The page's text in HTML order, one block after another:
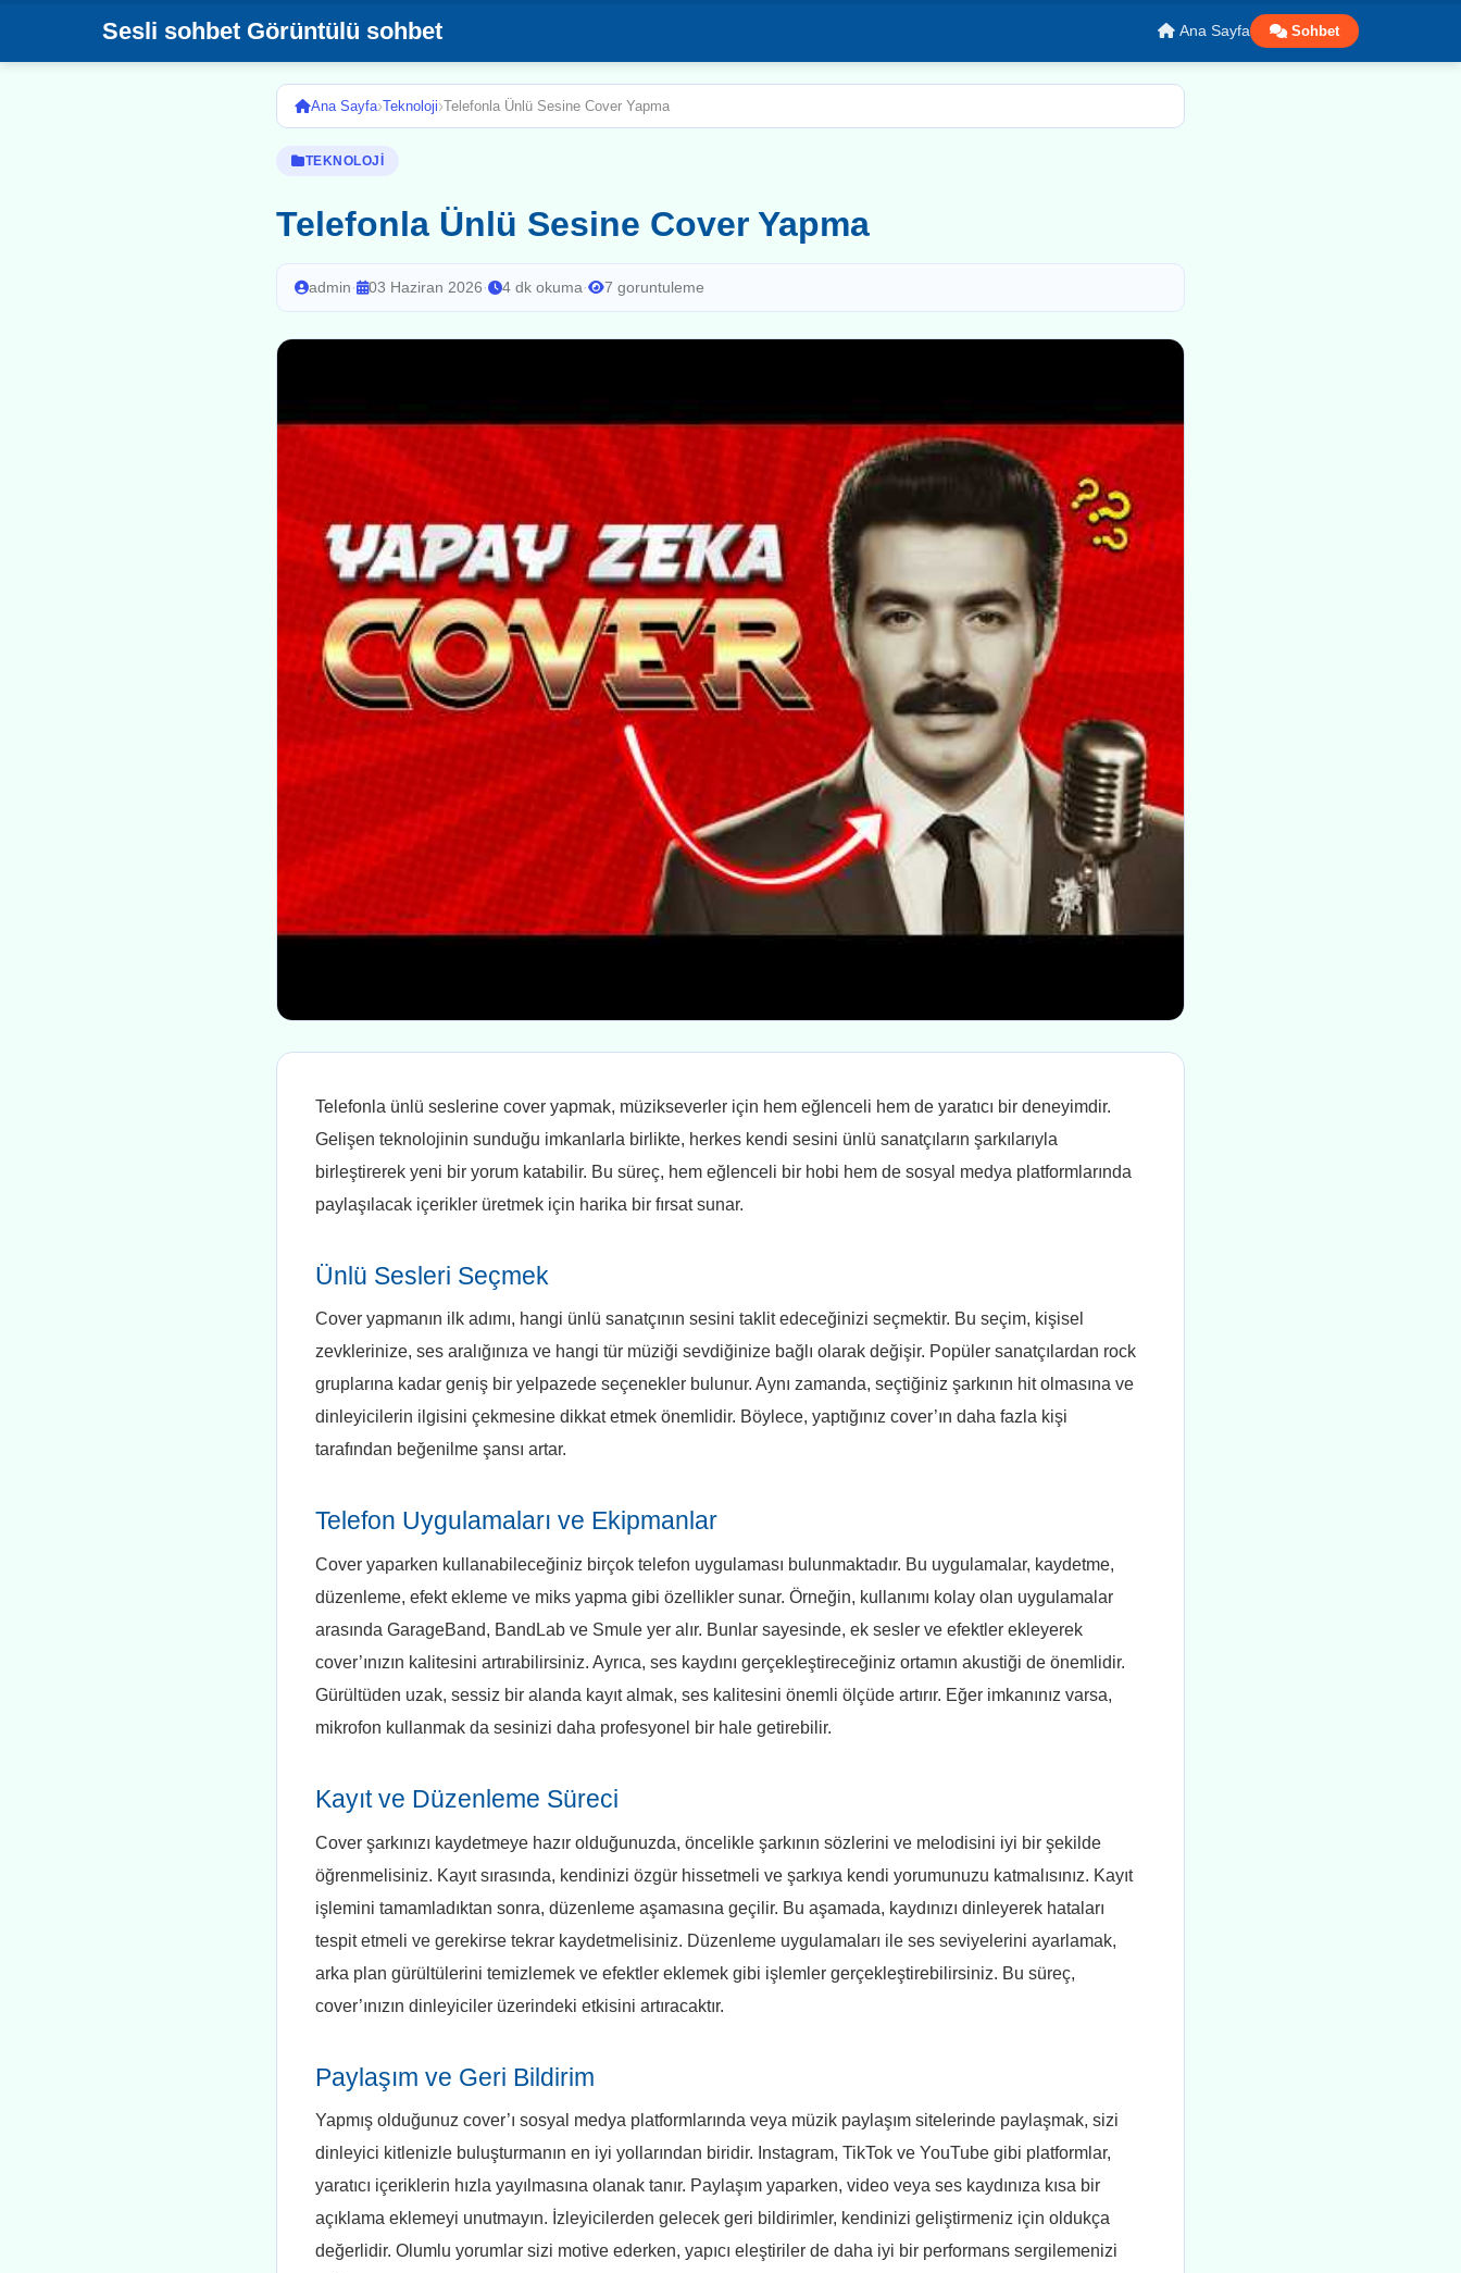
Sesli sohbet Görüntülü sohbet Ana Sayfa Sohbet
Ana Sayfa›Teknoloji›Telefonla Ünlü Sesine Cover Yapma
TEKNOLOJI
Telefonla Ünlü Sesine Cover Yapma
admin· 03 Haziran 2026· 4 dk okuma· 7 goruntuleme
Telefonla ünlü seslerine cover yapmak, müzikseverler için hem eğlenceli hem de yaratıcı bir deneyimdir.
Gelişen teknolojinin sunduğu imkanlarla birlikte, herkes kendi sesini ünlü sanatçıların şarkılarıyla
birleştirerek yeni bir yorum katabilir. Bu süreç, hem eğlenceli bir hobi hem de sosyal medya platformlarında
paylaşılacak içerikler üretmek için harika bir fırsat sunar.
Ünlü Sesleri Seçmek
Cover yapmanın ilk adımı, hangi ünlü sanatçının sesini taklit edeceğinizi seçmektir. Bu seçim, kişisel
zevklerinize, ses aralığınıza ve hangi tür müziği sevdiğinize bağlı olarak değişir. Popüler sanatçılardan rock
gruplarına kadar geniş bir yelpazede seçenekler bulunur. Aynı zamanda, seçtiğiniz şarkının hit olmasına ve
dinleyicilerin ilgisini çekmesine dikkat etmek önemlidir. Böylece, yaptığınız cover’ın daha fazla kişi
tarafından beğenilme şansı artar.
Telefon Uygulamaları ve Ekipmanlar
Cover yaparken kullanabileceğiniz birçok telefon uygulaması bulunmaktadır. Bu uygulamalar, kaydetme,
düzenleme, efekt ekleme ve miks yapma gibi özellikler sunar. Örneğin, kullanımı kolay olan uygulamalar
arasında GarageBand, BandLab ve Smule yer alır. Bunlar sayesinde, ek sesler ve efektler ekleyerek
cover’ınızın kalitesini artırabilirsiniz. Ayrıca, ses kaydını gerçekleştireceğiniz ortamın akustiği de önemlidir.
Gürültüden uzak, sessiz bir alanda kayıt almak, ses kalitesini önemli ölçüde artırır. Eğer imkanınız varsa,
mikrofon kullanmak da sesinizi daha profesyonel bir hale getirebilir.
Kayıt ve Düzenleme Süreci
Cover şarkınızı kaydetmeye hazır olduğunuzda, öncelikle şarkının sözlerini ve melodisini iyi bir şekilde
öğrenmelisiniz. Kayıt sırasında, kendinizi özgür hissetmeli ve şarkıya kendi yorumunuzu katmalısınız. Kayıt
işlemini tamamladıktan sonra, düzenleme aşamasına geçilir. Bu aşamada, kaydınızı dinleyerek hataları
tespit etmeli ve gerekirse tekrar kaydetmelisiniz. Düzenleme uygulamaları ile ses seviyelerini ayarlamak,
arka plan gürültülerini temizlemek ve efektler eklemek gibi işlemler gerçekleştirebilirsiniz. Bu süreç,
cover’ınızın dinleyiciler üzerindeki etkisini artıracaktır.
Paylaşım ve Geri Bildirim
Yapmış olduğunuz cover’ı sosyal medya platformlarında veya müzik paylaşım sitelerinde paylaşmak, sizi
dinleyici kitlenizle buluşturmanın en iyi yollarından biridir. Instagram, TikTok ve YouTube gibi platformlar,
yaratıcı içeriklerin hızla yayılmasına olanak tanır. Paylaşım yaparken, video veya ses kaydınıza kısa bir
açıklama eklemeyi unutmayın. İzleyicilerden gelecek geri bildirimler, kendinizi geliştirmeniz için oldukça
değerlidir. Olumlu yorumlar sizi motive ederken, yapıcı eleştiriler de daha iyi bir performans sergilemenizi